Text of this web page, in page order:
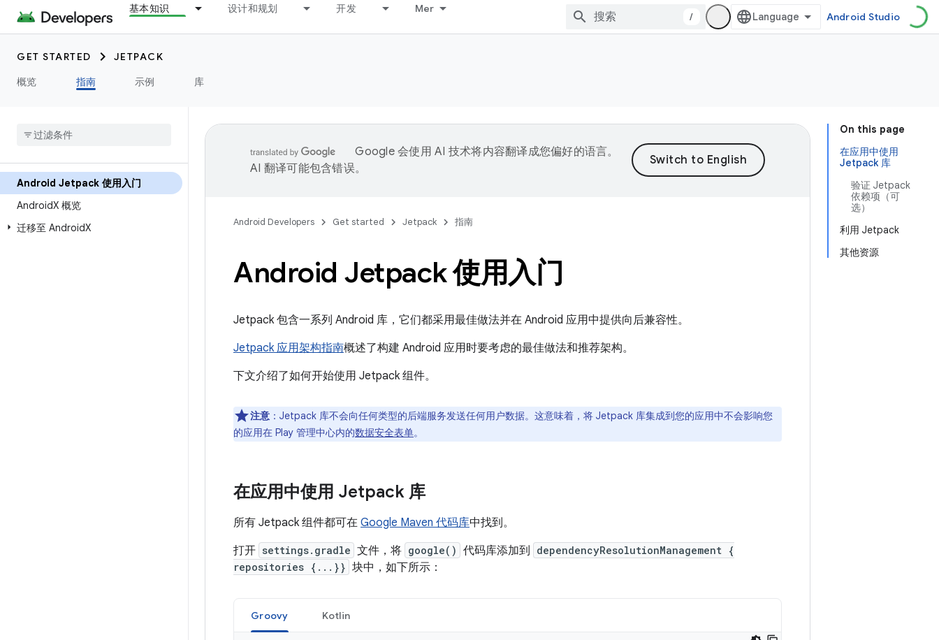
基本知识 设计和规划 开发 Mer
/ Android Studio
GET STARTED
JETPACK
概览
指南 示例 库
Android Jetpack 使用入门
AndroidX 概览
迁移至 AndroidX
On this page
在应用中使用
Jetpack 库
验证 Jetpack
依赖项（可
选）
利用 Jetpack
其他资源
Google 会使用 AI 技术将内容翻译成您偏好的语言。
AI 翻译可能包含错误。
Android Developers Get started Jetpack 指南
Android Jetpack 使用入门
Jetpack 包含一系列 Android 库，它们都采用最佳做法并在 Android 应用中提供向后兼容性。
Jetpack 应用架构指南概述了构建 Android 应用时要考虑的最佳做法和推荐架构。
下文介绍了如何开始使用 Jetpack 组件。
注意 ：Jetpack 库不会向任何类型的后端服务发送任何用户数据。这意味着，将 Jetpack 库集成到您的应用中不会影响您
的应用在 Play 管理中心内的数据安全表单。
在应用中使用 Jetpack 库
所有 Jetpack 组件都可在 Google Maven 代码库中找到。
打开 settings.gradle 文件，将 google() 代码库添加到
dependencyResolutionManagement {
repositories {...}} 块中，如下所示：
Groovy Kotlin